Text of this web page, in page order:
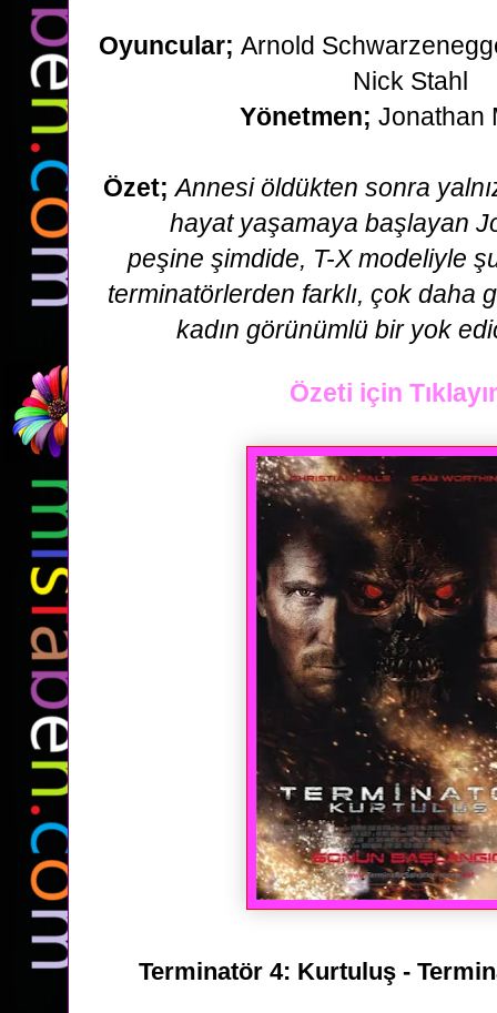
Oyuncular; Arnold
Nick Stahl
Yönetmen; Jonathan
Özet; Annesi öldükten sonra
hayat yaşamaya başlayan
peşine şimdide, T-X modeliyle
terminatörlerden farklı, çok daha
kadın görünümlü bir yok
Özeti için
Terminatör 4: Kurtuluş -